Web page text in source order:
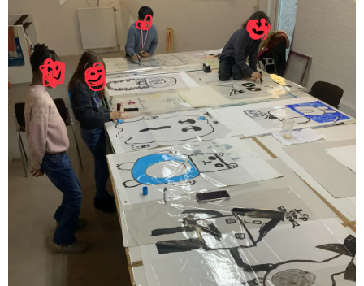
worden gepresenteerd.
Naast hun autonome praktijk ontwikkelen
Krista Burger en Mirka Farabegoli
educatieve projecten waarin artistiek
onderzoek en kennisoverdracht op
natuurlijke wijze samenkomen. Deze
kruisbestuiving vormt een belangrijk
fundament van Hospitalityclub: leren door
te maken, in en met de eigen leefomgeving,
met aandacht voor gelijkwaardigheid,
collectiviteit en gedeeld eigenaarschap.